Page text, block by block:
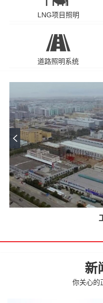
LNG项目照明
道路照明系统
新
你关心的